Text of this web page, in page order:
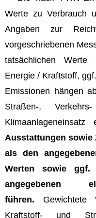
Werte zu Verbrauch
Angaben zur
vorgeschriebenen
tatsächlichen Werte
Energie / Kraftstoff,
Emissionen hängen
Straßen-,
Klimaanlageneinsatz
Ausstattungen sowie
als den
Werten sowie
angegebenen
führen. Gewichtete
Kraftstoff- und